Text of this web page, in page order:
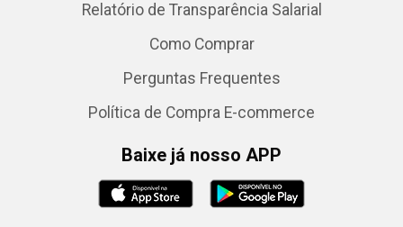
Relatório de Transparência Salarial
Como Comprar
Perguntas Frequentes
Política de Compra E-commerce
Baixe já nosso APP